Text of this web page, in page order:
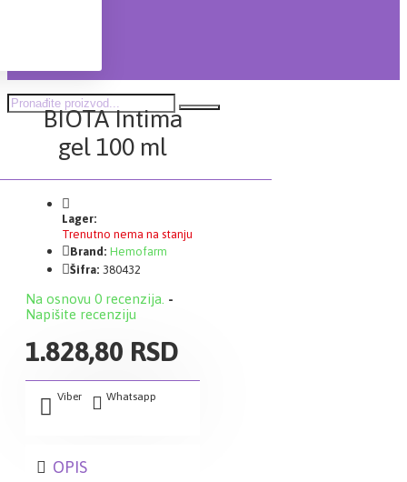
BIOTA Intima
gel 100 ml
Lager:
Trenutno nema na stanju
Brand: Hemofarm
Šifra: 380432
Na osnovu 0 recenzija. -
Napišite recenziju
1.828,80 RSD
Viber Whatsapp
OPIS